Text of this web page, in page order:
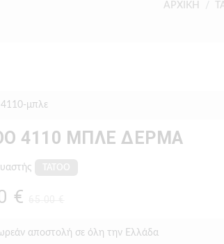
ΑΡΧΙΚΗ
4110-μπλε
4110 ΜΠΛΕ ΔΕΡΜΑ
€
αποστολή σε όλη την Ελλάδα